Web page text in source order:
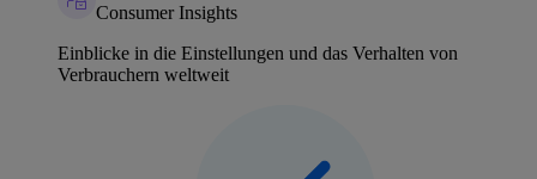
Consumer Insights
Einblicke in die Einstellungen und das Verhalten von
Verbrauchern weltweit